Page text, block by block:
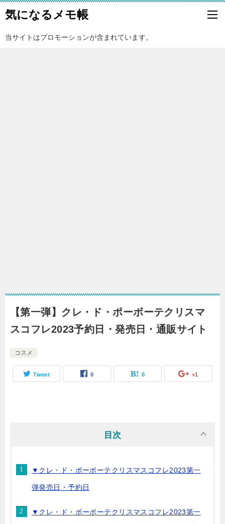
気になるメモ帳
当サイトはプロモーションが含まれています。
【第一弾】クレ・ド・ポーボーテクリスマ
スコフレ2023予約日・発売日・通販サイト
コスメ
Tweet 0 0 +1
目次
▼クレ・ド・ポーボーテクリスマスコフレ2023第一
弾発売日・予約日
▼クレ・ド・ポーボーテクリスマスコフレ2023第一